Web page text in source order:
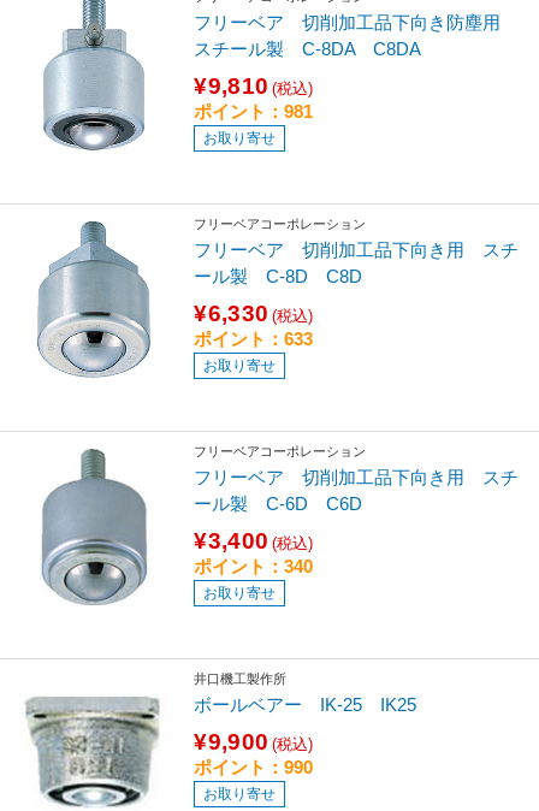
フリーベア 切削加工品下向き防塵用
スチール製 C-8DA C8DA
¥9,810 (税込)
ポイント：981
お取り寄せ
フリーベアコーポレーション
フリーベア 切削加工品下向き用 スチ
ール製 C-8D C8D
¥6,330 (税込)
ポイント：633
お取り寄せ
フリーベアコーポレーション
フリーベア 切削加工品下向き用 スチ
ール製 C-6D C6D
¥3,400 (税込)
ポイント：340
お取り寄せ
井口機工製作所
ボールベアー IK-25 IK25
¥9,900 (税込)
ポイント：990
お取り寄せ